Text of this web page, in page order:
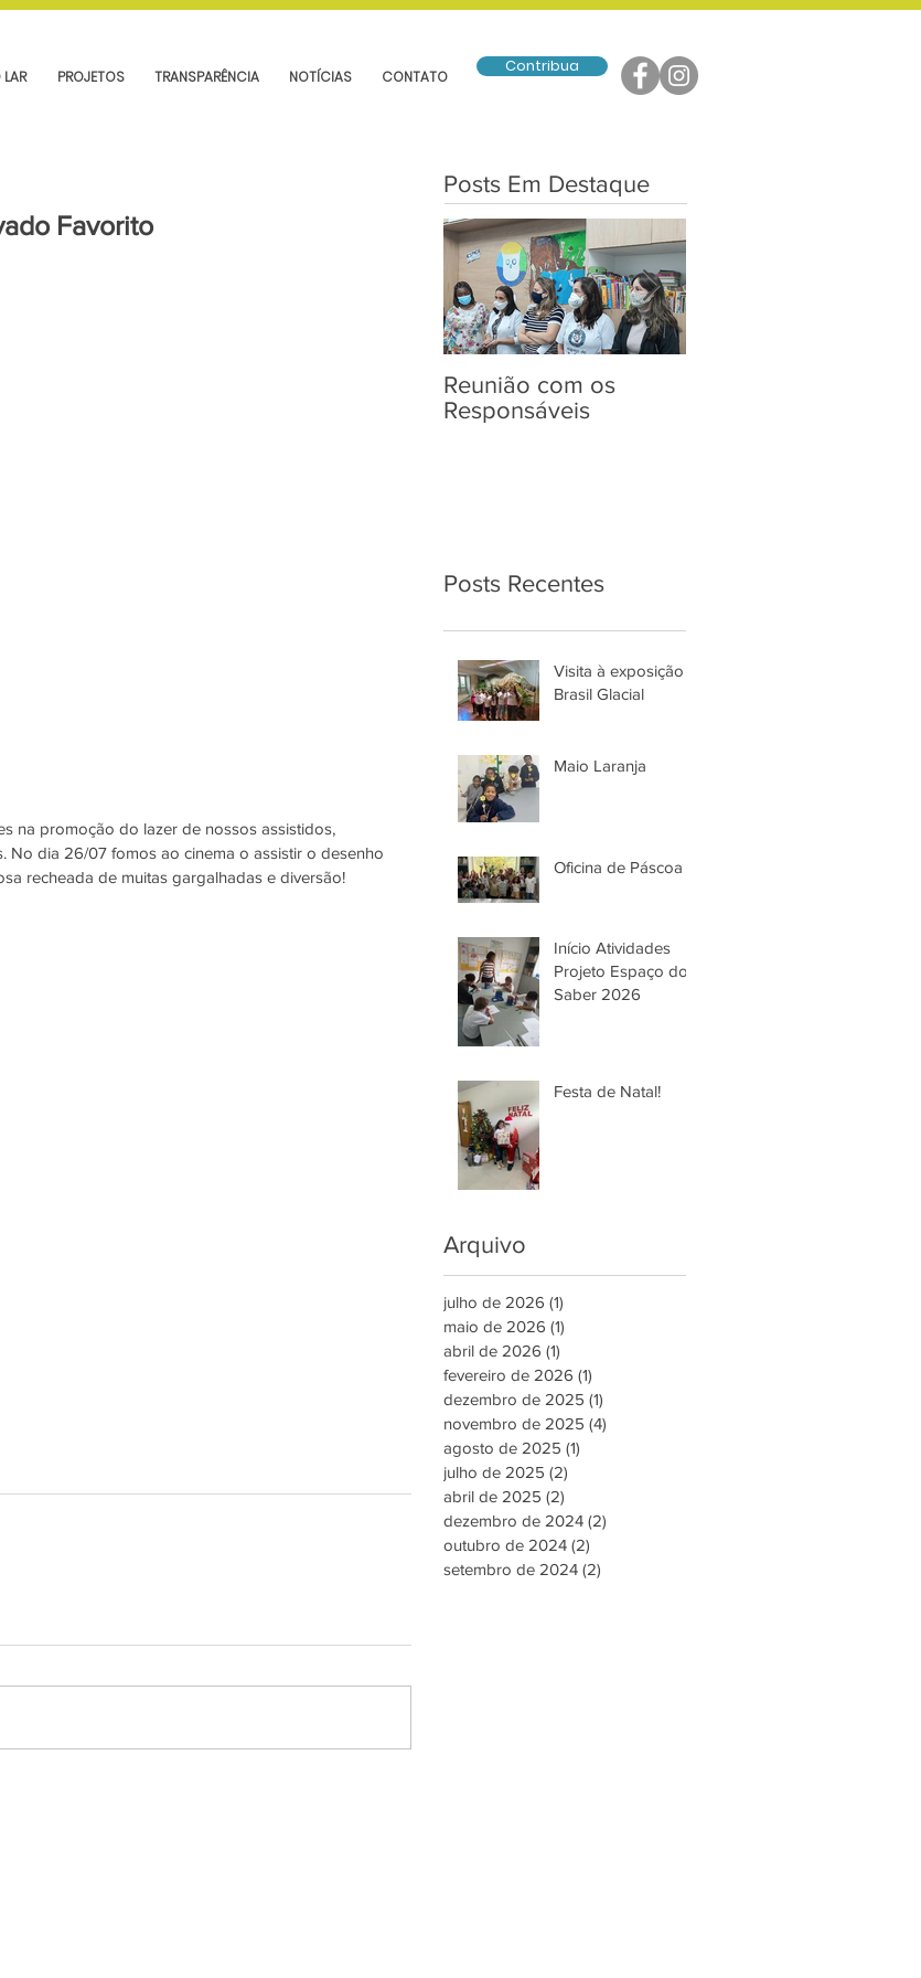
LAR PROJETOS TRANSPARÊNCIA NOTÍCIAS CONTATO
Contribua
Favorito
na promoção do lazer de nossos assistidos,
No dia 26/07 fomos ao cinema o assistir o desenho
recheada de muitas gargalhadas e diversão!
Posts Em Destaque
Reunião com os
Responsáveis
Posts Recentes
Visita à exposição
Brasil Glacial
Maio Laranja
Oficina de Páscoa
Início Atividades
Projeto Espaço do
Saber 2026
Festa de Natal!
Arquivo
julho de 2026 (1)
maio de 2026 (1)
abril de 2026 (1)
fevereiro de 2026 (1)
dezembro de 2025 (1)
novembro de 2025 (4)
agosto de 2025 (1)
julho de 2025 (2)
abril de 2025 (2)
dezembro de 2024 (2)
outubro de 2024 (2)
setembro de 2024 (2)